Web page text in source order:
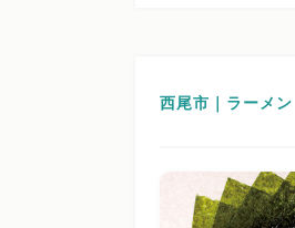
西尾市｜ラーメン